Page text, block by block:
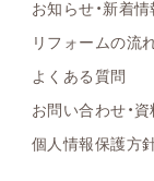
お知らせ・新着情
リフォームの流
よくある質問
お問い合わせ・
個人情報保護方